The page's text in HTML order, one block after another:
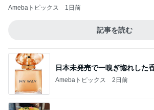
Amebaトピックス 1日前
記事を読む
日本未発売で一嗅ぎ惚れした
Amebaトピックス 2日前